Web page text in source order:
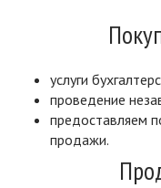
услуги
проведение
предоставляем
продажи.